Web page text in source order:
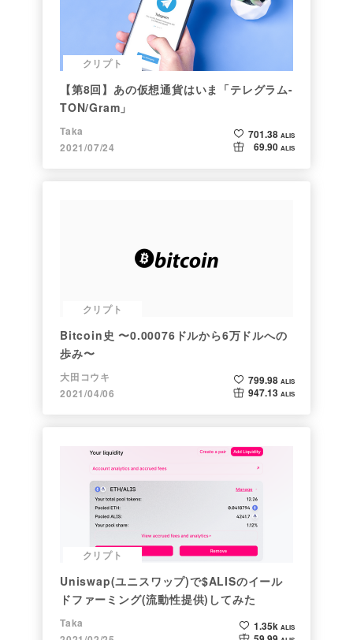
クリプト
【第8回】あの仮想通貨はいま「テレグラム-
TON/Gram」
Taka
2021/07/24
701.38 ALIS
69.90 ALIS
クリプト
Bitcoin史 〜0.00076ドルから6万ドルへの
歩み〜
大田コウキ
2021/04/06
799.98 ALIS
947.13 ALIS
クリプト
Uniswap(ユニスワップ)で$ALISのイール
ドファーミング(流動性提供)してみた
Taka
1.35k ALIS